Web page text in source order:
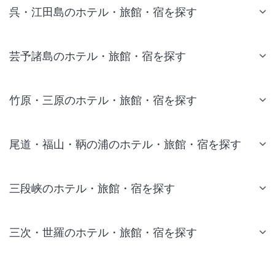
呉・江田島のホテル・旅館・宿を探す
芸予諸島のホテル・旅館・宿を探す
竹原・三原のホテル・旅館・宿を探す
尾道・福山・鞆の浦のホテル・旅館・宿を探す
三段峡のホテル・旅館・宿を探す
三次・世羅のホテル・旅館・宿を探す